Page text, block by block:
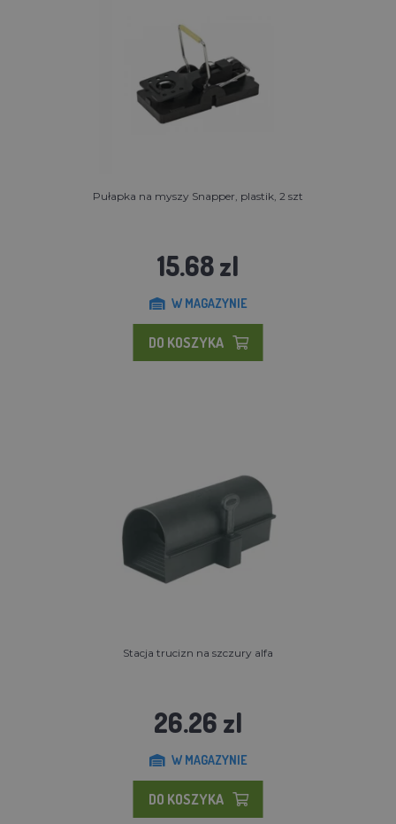
Pułapka na myszy Snapper, plastik, 2 szt
15.68 zl
W MAGAZYNIE
DO KOSZYKA
Stacja trucizn na szczury alfa
26.26 zl
W MAGAZYNIE
DO KOSZYKA